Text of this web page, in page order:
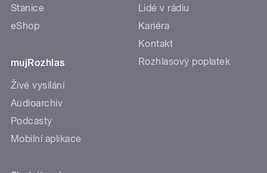
Stanice
eShop
mujRozhlas
Živé vysílání
Audioarchiv
Podcasty
Mobilní aplikace
Lidé v rádiu
Kariéra
Kontakt
Rozhlasový poplatek